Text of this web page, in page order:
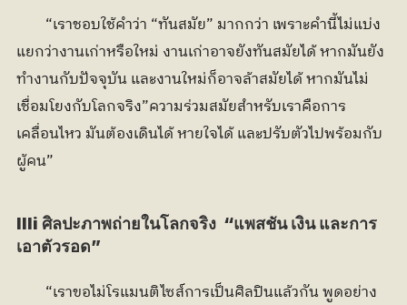
แยกว่างานเก่าหรือใหม่ งานเก่าอาจยังทันสมัยได้ หากมันยัง
ทำงานกับปัจจุบัน และงานใหม่ก็อาจล้าสมัยได้ หากมันไม่
เชื่อมโยงกับโลกจริง”ความร่วมสมัยสำหรับเราคือการ
เคลื่อนไหว มันต้องเดินได้ หายใจได้ และปรับตัวไปพร้อมกับ
ผู้คน”
llli ศิลปะภาพถ่ายในโลกจริง  “แพสชัน เงิน และการ
เอาตัวรอด”